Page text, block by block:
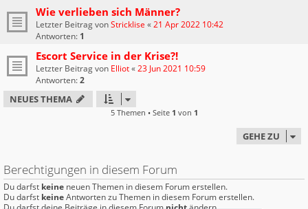
Wie verlieben sich Männer?
Letzter Beitrag vonStricklise «21 Apr 2022 10:42
Antworten: 1
Escort Service in der Krise?!
Letzter Beitrag von Elliot«23 Jun 2021 10:59
Antworten:2
NEUES THEMA
5 Themen • Seite 1 von 1
GEHE ZU
Berechtigungen in diesem Forum
Du darfst keine neuen Themen in diesem Forum erstellen.
Du darfst keineAntworten zu Themen in diesem Forum erstellen.